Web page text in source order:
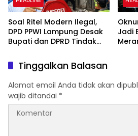
Soal Ritel Modern Ilegal,
DPD PPWI Lampung Desak
Bupati dan DPRD Tindak
No 02/2016
Jadi
Tinggalkan Balasan
Alamat email Anda tidak akan
wajib ditandai *